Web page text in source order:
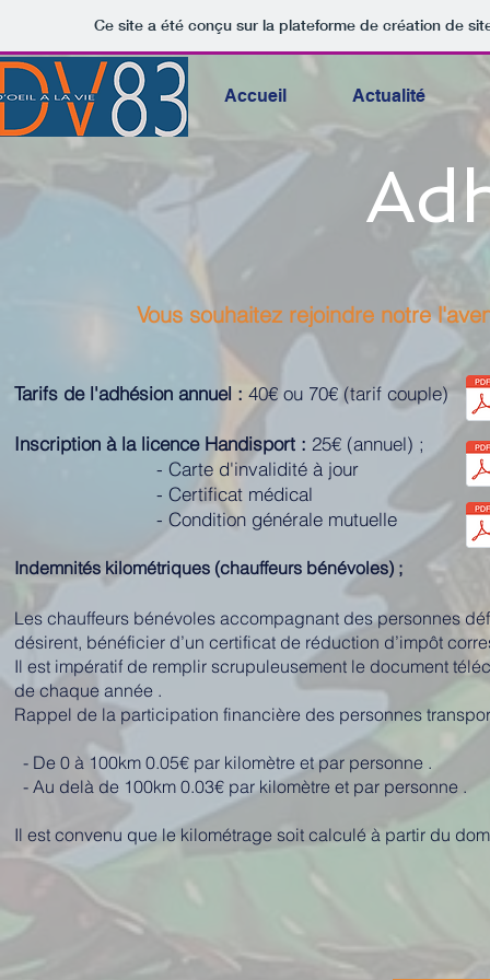
Ce site a été conçu sur la plateforme de création de
Accueil Actualité
Vous souhaitez rejoindre notre
Tarifs de l'adhésion annuel : 40€ ou 70€ (tarif couple)
Inscription à la licence Handisport : 25€ (annuel) ;
- Carte d'invalidité à jour
- Certificat médical
- Condition générale mutuelle
Indemnités kilométriques (chauffeurs bénévoles) ;
Les chauffeurs bénévoles accompagnant des personnes
désirent, bénéficier d’un certificat de réduction d’impôt
Il est impératif de remplir scrupuleusement le document
de chaque année .
Rappel de la participation financière des personnes
- De 0 à 100km 0.05€ par kilomètre et par personne .
- Au delà de 100km 0.03€ par kilomètre et par personne .
Il est convenu que le kilométrage soit calculé à partir du